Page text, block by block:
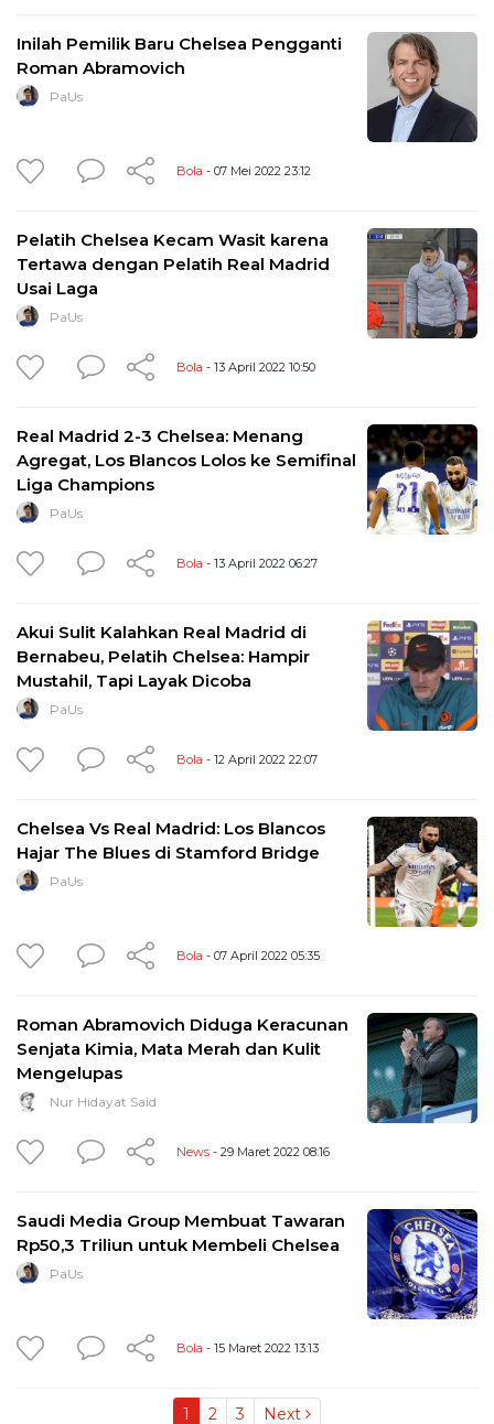
Inilah Pemilik Baru Chelsea Pengganti
Roman Abramovich
PaUs
Bola - 07 Mei 2022 23:12
Pelatih Chelsea Kecam Wasit karena
Tertawa dengan Pelatih Real Madrid
Usai Laga
PaUs
Bola - 13 April 2022 10:50
Real Madrid 2-3 Chelsea: Menang
Agregat, Los Blancos Lolos ke Semifinal
Liga Champions
PaUs
Bola - 13 April 2022 06:27
Akui Sulit Kalahkan Real Madrid di
Bernabeu, Pelatih Chelsea: Hampir
Mustahil, Tapi Layak Dicoba
PaUs
Bola - 12 April 2022 22:07
Chelsea Vs Real Madrid: Los Blancos
Hajar The Blues di Stamford Bridge
PaUs
Bola - 07 April 2022 05:35
Roman Abramovich Diduga Keracunan
Senjata Kimia, Mata Merah dan Kulit
Mengelupas
Nur Hidayat Said
News - 29 Maret 2022 08:16
Saudi Media Group Membuat Tawaran
Rp50,3 Triliun untuk Membeli Chelsea
PaUs
Bola - 15 Maret 2022 13:13
1 2 3 Next